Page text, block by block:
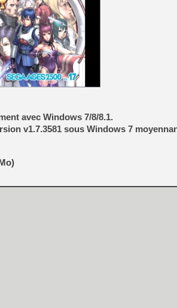
avec Windows 7/8/8.1.
v1.7.3581 sous Windows 7